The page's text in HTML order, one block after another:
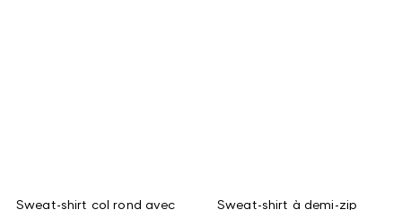
Sweat-shirt col rond avec
Sweat-shirt à demi-zip